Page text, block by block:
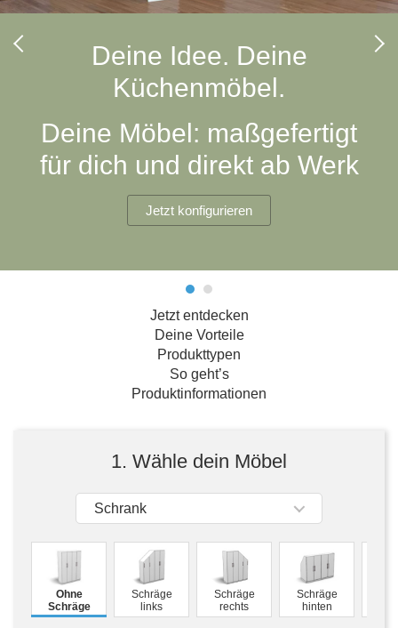
Schuhschrank
Hängeschrank
Hängeboard
TV-Möbel
Sideboard
Massivholz
Badregal
SpiegelschrankPolstermöbel
Sofa
Sessel
Hocker
Selection
Outdoorküche
der
Deine Idee. Deine
Küchenmöbel.
Deine Möbel: maßgefertigt
für dich und direkt ab Werk
Jetzt konfigurieren
Jetzt entdecken
Deine Vorteile
Produkttypen
So geht’s
Produktinformationen
1. Wähle dein Möbel
Schrank
Ohne
Schräge
Schräge
links
Schräge
rechts
Schräge
hinten
Kommoden
Massivholz-Schränke & -Regale
Wandboards